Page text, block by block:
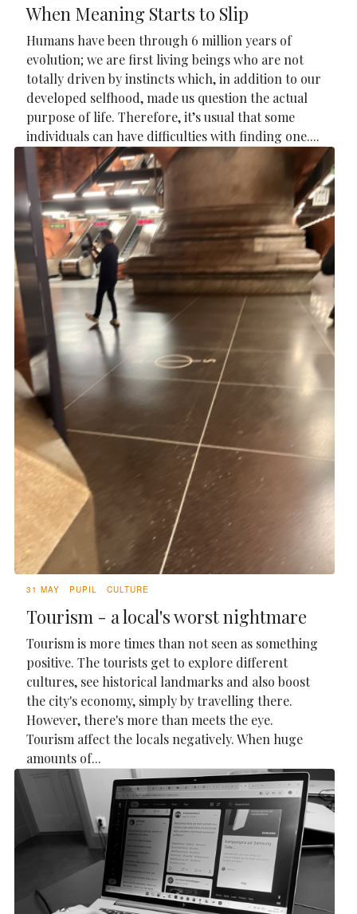
When Meaning Starts to Slip
Humans have been through 6 million years of
evolution; we are first living beings who are not
totally driven by instincts which, in addition to our
developed selfhood, made us question the actual
purpose of life. Therefore, it’s usual that some
individuals can have difficulties with finding one....
31 MAY PUPIL CULTURE
Tourism - a local's worst nightmare
Tourism is more times than not seen as something
positive. The tourists get to explore different
cultures, see historical landmarks and also boost
the city's economy, simply by travelling there.
However, there's more than meets the eye.
Tourism affect the locals negatively. When huge
amounts of...